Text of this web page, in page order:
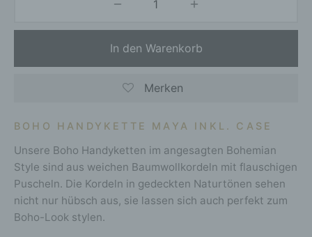
In den Warenkorb
Merken
BOHO HANDYKETTE MAYA INKL. CASE
Unsere Boho Handyketten im angesagten Bohemian
Style sind aus weichen Baumwollkordeln mit flauschigen
Puscheln. Die Kordeln in gedeckten Naturtönen sehen
nicht nur hübsch aus, sie lassen sich auch perfekt zum
Boho-Look stylen.